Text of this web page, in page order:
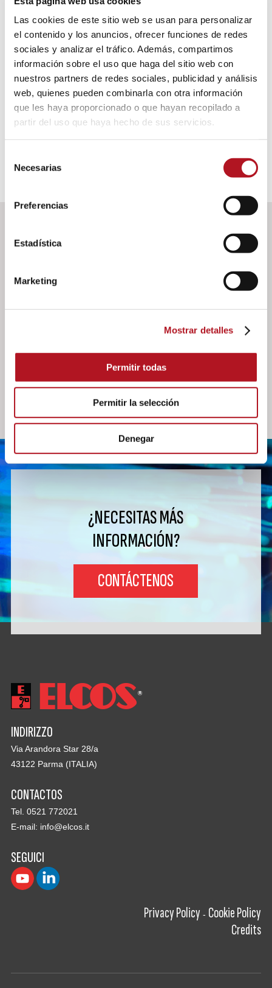
Las cookies de este sitio web se usan para personalizar
el contenido y los anuncios, ofrecer funciones de redes
sociales y analizar el tráfico. Además, compartimos
información sobre el uso que haga del sitio web con
nuestros partners de redes sociales, publicidad y análisis
web, quienes pueden combinarla con otra información
que les haya proporcionado o que hayan recopilado a
partir del uso que haya hecho de sus servicios.
Necesarias
Preferencias
Estadística
Marketing
Mostrar detalles
Permitir todas
Permitir la selección
Denegar
FUNCIONES DISTINTIVAS
DATOS DE IDENTIFICACI�N
DOWNLOAD
¿NECESITAS MÁS
INFORMACIÓN?
CONTÁCTENOS
INDIRIZZO
Via Arandora Star 28/a
43122 Parma (ITALIA)
CONTACTOS
Tel. 0521 772021
E-mail: info@elcos.it
SEGUICI
Privacy Policy - Cookie Policy
Credits